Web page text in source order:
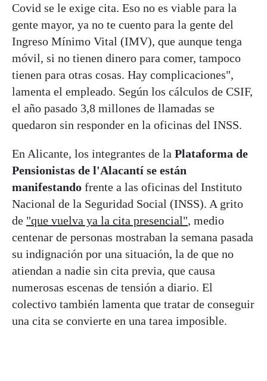
Covid se le exige cita. Eso no es viable para la
gente mayor, ya no te cuento para la gente del
Ingreso Mínimo Vital (IMV), que aunque tenga
móvil, si no tienen dinero para comer, tampoco
tienen para otras cosas. Hay complicaciones",
lamenta el empleado. Según los cálculos de CSIF,
el año pasado 3,8 millones de llamadas se
quedaron sin responder en la oficinas del INSS.
En Alicante, los integrantes de la Plataforma de
Pensionistas de l'Alacantí se están
manifestando frente a las oficinas del Instituto
Nacional de la Seguridad Social (INSS). A grito
de "que vuelva ya la cita presencial", medio
centenar de personas mostraban la semana pasada
su indignación por una situación, la de que no
atiendan a nadie sin cita previa, que causa
numerosas escenas de tensión a diario. El
colectivo también lamenta que tratar de conseguir
una cita se convierte en una tarea imposible.